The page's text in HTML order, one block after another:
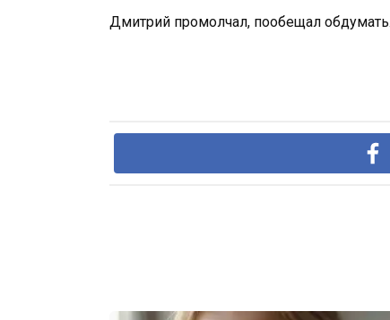
Дмитрий промолчал, пообещал обдумать.